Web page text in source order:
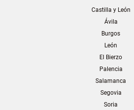
Castilla y León
Ávila
Burgos
León
El Bierzo
Palencia
Salamanca
Segovia
Soria